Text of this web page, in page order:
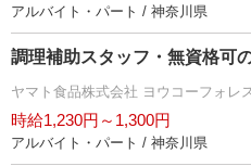
アルバイト・パート / 神奈川県
調理補助スタッフ・無資格可
ヤマト食品株式会社 ヨウコーフォレ
時給1,230円～1,300円
アルバイト・パート / 神奈川県